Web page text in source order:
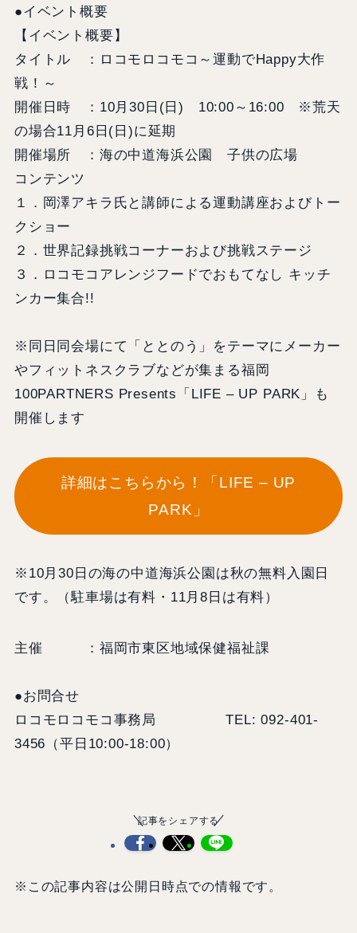
●イベント概要
【イベント概要】
タイトル ：ロコモロコモコ～運動でHappy大作
戦！～
開催日時 ：10月30日(日) 10:00～16:00 ※荒天
の場合11月6日(日)に延期
開催場所 ：海の中道海浜公園 子供の広場
コンテンツ
１．岡澤アキラ氏と講師による運動講座およびトー
クショー
２．世界記録挑戦コーナーおよび挑戦ステージ
３．ロコモコアレンジフードでおもてなし キッチ
ンカー集合!!
※同日同会場にて「ととのう」をテーマにメーカー
やフィットネスクラブなどが集まる福岡
100PARTNERS Presents「LIFE – UP PARK」も
開催します
詳細はこちらから！「LIFE – UP
PARK」
※10月30日の海の中道海浜公園は秋の無料入園日
です。（駐車場は有料・11月8日は有料）
主催 ：福岡市東区地域保健福祉課
●お問合せ
ロコモロコモコ事務局 TEL: 092-401-
3456（平日10:00-18:00）
記事をシェアする
※この記事内容は公開日時点での情報です。